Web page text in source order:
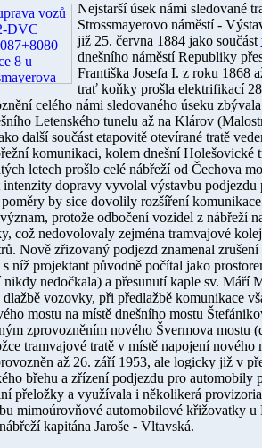
Nejstarší úsek námi sledované
Strossmayerovo náměstí -
již 25. června 1884 jako součást
dnešního náměstí Republiky
Františka Josefa I. z roku 1868
trať koňky prošla elektrifikací
celého námi sledovaného úseku
Letenského tunelu až na Klárov
další součást etapovitě otevírané tratě
komunikaci, kolem dnešní Holešovické
letech prošlo celé nábřeží od Čechova
dopravy vyvolal výstavbu
by sice dovolily rozšíření
protože odbočení vozidel z nábřeží
což nedovolovaly zejména tramvajové
Nově zřizovaný podjezd znamenal
s níž projektant původně počítal jako
nedočkala) a přesunutí kaple sv. Máří
dlažbě vozovky, při předlažbě komunikace
mostu na místě dnešního mostu
zprovozněním nového Švermova mostu
tramvajové tratě v místě napojení
až 26. září 1953, ale logicky již v
břehu a zřízení podjezdu pro
přeložky a využívala i několikerá
mimoúrovňové automobilové křižovatky
kapitána Jaroše - Vltavská.